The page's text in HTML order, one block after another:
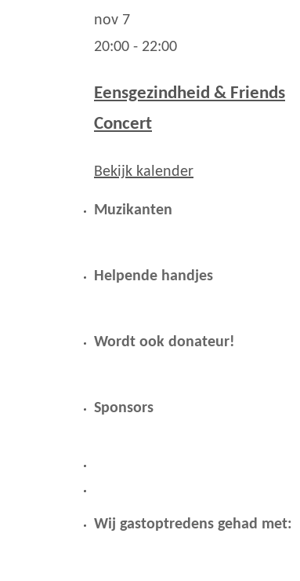
nov 7
20:00 - 22:00
Eensgezindheid & Friends
Concert
Bekijk kalender
Muzikanten
Helpende handjes
Wordt ook donateur!
Sponsors
Wij gastoptredens gehad met: